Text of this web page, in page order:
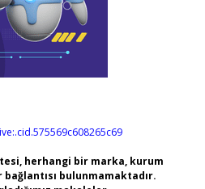
herhangi bir marka, kurum
bulunmamaktadır.